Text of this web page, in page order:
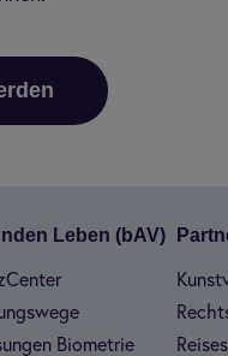
Leben (bAV)
Bio­me­trie